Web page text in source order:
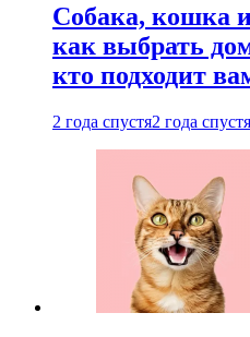
Собака, кошка
как выбрать
кто подходит
2 года спустя2 года спустя